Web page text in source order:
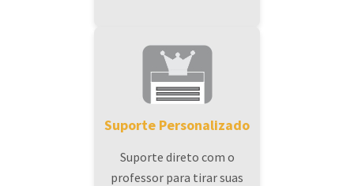
Suporte Personalizado
Suporte direto com o
professor para tirar suas